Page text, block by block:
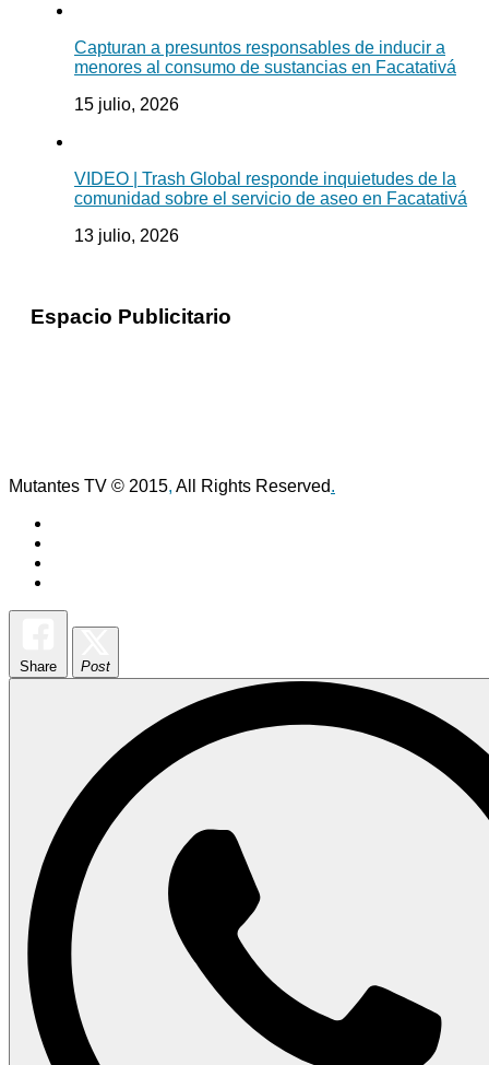
Capturan a presuntos responsables de inducir a
menores al consumo de sustancias en Facatativá
15 julio, 2026
VIDEO | Trash Global responde inquietudes de la
comunidad sobre el servicio de aseo en Facatativá
13 julio, 2026
Espacio Publicitario
Mutantes TV © 2015, All Rights Reserved.
Share Post